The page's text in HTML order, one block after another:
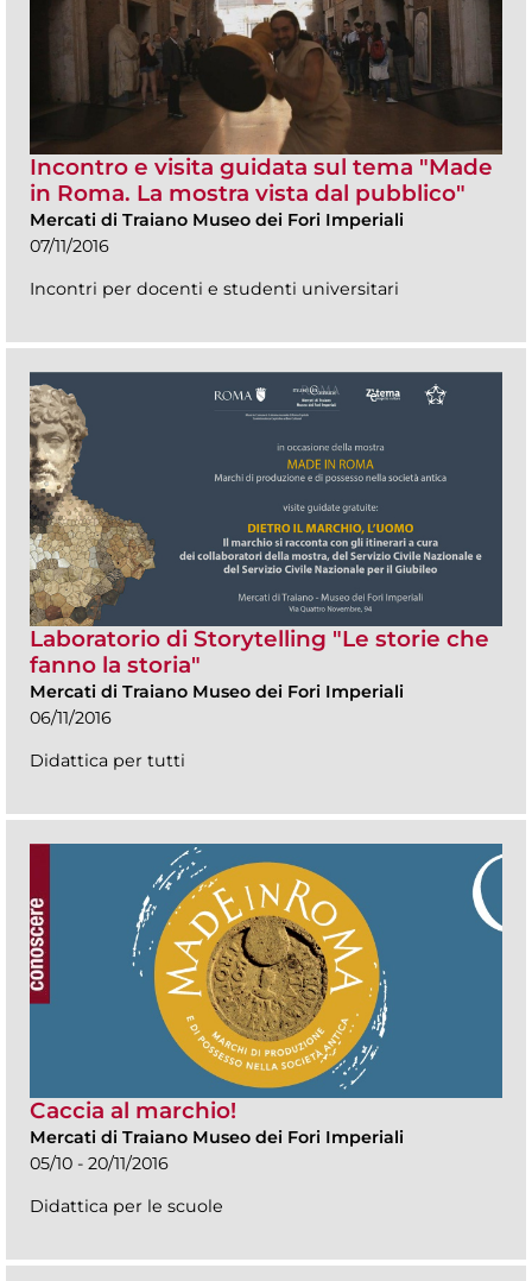
Incontro e visita guidata sul tema "Made
in Roma. La mostra vista dal pubblico"
Mercati di Traiano Museo dei Fori Imperiali
07/11/2016
Incontri per docenti e studenti universitari
Laboratorio di Storytelling "Le storie che
fanno la storia"
Mercati di Traiano Museo dei Fori Imperiali
06/11/2016
Didattica per tutti
Caccia al marchio!
Mercati di Traiano Museo dei Fori Imperiali
05/10 - 20/11/2016
Didattica per le scuole